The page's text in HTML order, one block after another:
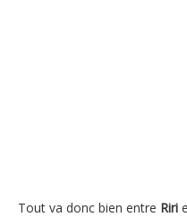
Tout va donc bien entre Riri